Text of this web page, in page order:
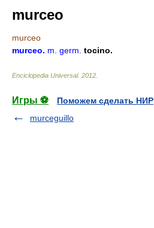
murceo
murceo
murceo. m. germ. tocino.
Enciclopedia Universal. 2012
Игры ⚽
Поможем сделать НИР
murceguillo